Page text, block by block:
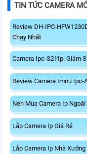
TIN TỨC CAMERA
Review DH-IPC-
Chạy Nhất
Camera Ipc-S21fp: Giám
Review Camera Imou Ipc-
Nên Mua Camera Ip
Lắp Camera Ip Giá Rẻ
Lắp Camera Ip Nhà